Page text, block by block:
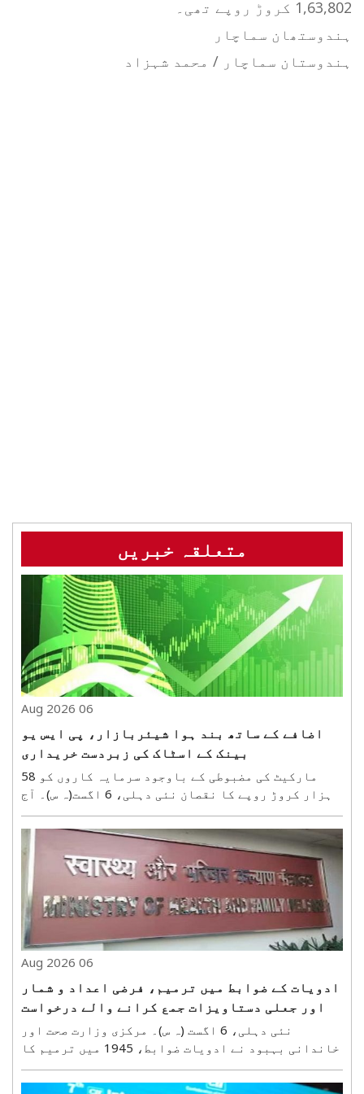
1,63,802 کروڑ روپے تھی۔
ہندوستھان سماچار
ہندوستان سماچار / محمد شہزاد
متعلقہ خبریں
06 Aug 2026
اضافے کے ساتھ بند ہوا شیئربازار، پی ایس یو
بینک کے اسٹاک کی زبردست خریداری
مارکیٹ کی مضبوطی کے باوجود سرمایہ کاروں کو 58
ہزار کروڑ روپے کا نقصان نئی دہلی، 6 اگست(ہ س)۔ آج
کرنے کے بعد مضبوطی سے بند ہونے میں کامیاب رہی۔ آج
کی تجارت بھی اضافہ کے ساتھ شروع ہوئی۔ بازار کھلنے
06 Aug 2026
ادویات کے ضوابط میں ترمیم، فرضی اعداد و شمار
اور جعلی دستاویزات جمع کرانے والے درخواست
گزاروں کے خلاف کارروائی ہوگی
نئی دہلی، 6 اگست (ہ س)۔ مرکزی وزارت صحت اور
خاندانی بہبود نے ادویات ضوابط، 1945 میں ترمیم کا
اعداد و شمار یا جعلی دستاویزات جمع کرانے والے